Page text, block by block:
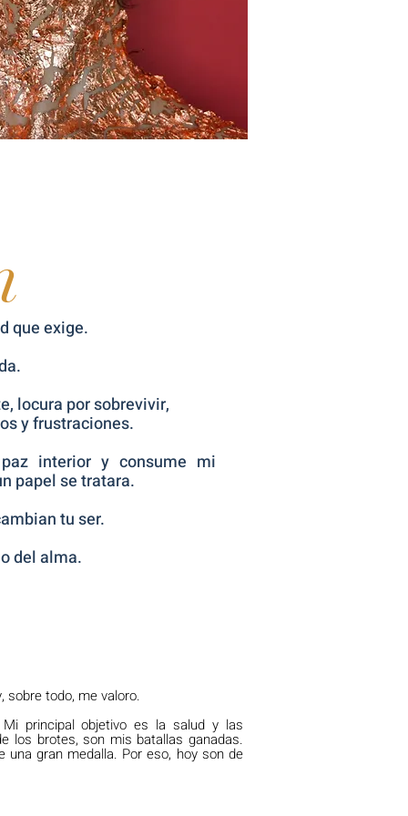
que exige.
locura por sobrevivir,
y frustraciones.
interior y consume mi
papel se tratara.
tu ser.
del alma.
sobre todo, me valoro.
principal objetivo es la salud y las
los brotes, son mis batallas ganadas.
una gran medalla. Por eso, hoy son de